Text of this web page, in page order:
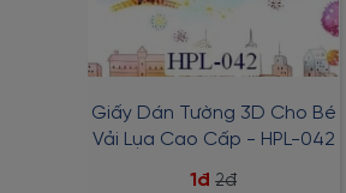
Giấy Dán Tường 3D Cho Bé
Vải Lụa Cao Cấp - HPL-042
1đ 2đ